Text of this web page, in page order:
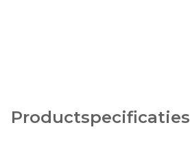
Productspecificaties